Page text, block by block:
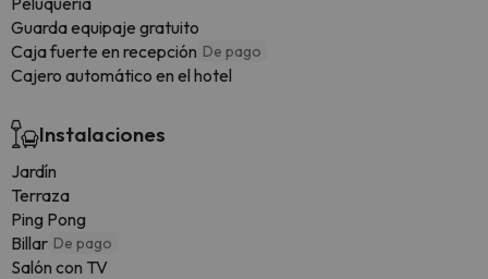
Guarda equipaje gratuito
Caja fuerte en recepción De pago
Cajero automático en el hotel
Instalaciones
Jardín
Terraza
Ping Pong
Billar De pago
Salón con TV